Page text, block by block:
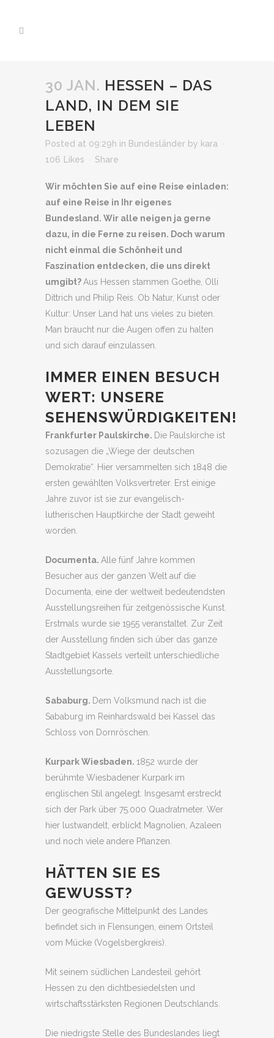
30 JAN. HESSEN – DAS
LAND, IN DEM SIE
LEBEN
Posted at 09:29h in Bundesländer by kara
106
Likes Share
Wir möchten Sie auf eine Reise einladen:
auf eine Reise in Ihr eigenes
Bundesland. Wir alle neigen ja gerne
dazu, in die Ferne zu reisen. Doch warum
nicht einmal die Schönheit und
Faszination entdecken, die uns direkt
umgibt?Aus Hessen stammen Goethe, Olli
Dittrich und Philip Reis. Ob Natur, Kunst oder
Kultur: Unser Land hat uns vieles zu bieten.
Man braucht nur die Augen offen zu halten
und sich darauf einzulassen.
IMMER EINEN BESUCH
WERT: UNSERE
SEHENSWÜRDIGKEITEN!
Frankfurter Paulskirche. Die Paulskirche ist
sozusagen die „Wiege der deutschen
Demokratie“. Hier versammelten sich 1848 die
ersten gewählten Volksvertreter. Erst einige
Jahre zuvor ist sie zur evangelisch-
lutherischen Hauptkirche der Stadt geweiht
worden.
Documenta. Alle fünf Jahre kommen
Besucher aus der ganzen Welt auf die
Documenta, eine der weltweit bedeutendsten
Ausstellungsreihen für zeitgenössische Kunst.
Erstmals wurde sie 1955 veranstaltet. Zur Zeit
der Ausstellung finden sich über das ganze
Stadtgebiet Kassels verteilt unterschiedliche
Ausstellungsorte.
Sababurg. Dem Volksmund nach ist die
Sababurg im Reinhardswald bei Kassel das
Schloss von Dornröschen.
Kurpark Wiesbaden. 1852 wurde der
berühmte Wiesbadener Kurpark im
englischen Stil angelegt. Insgesamt erstreckt
sich der Park über 75.000 Quadratmeter. Wer
hier lustwandelt, erblickt Magnolien, Azaleen
und noch viele andere Pflanzen.
HÄTTEN SIE ES
GEWUSST?
Der geografische Mittelpunkt des Landes
befindet sich in Flensungen, einem Ortsteil
vom Mücke (Vogelsbergkreis).
Mit seinem südlichen Landesteil gehört
Hessen zu den dichtbesiedelsten und
wirtschaftsstärksten Regionen Deutschlands.
Die niedrigste Stelle des Bundeslandes liegt